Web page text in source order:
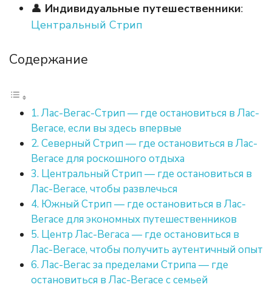
👤 Индивидуальные путешественники:
Центральный Стрип
Содержание
1. Лас-Вегас-Стрип — где остановиться в Лас-
Вегасе, если вы здесь впервые
2. Северный Стрип — где остановиться в Лас-
Вегасе для роскошного отдыха
3. Центральный Стрип — где остановиться в
Лас-Вегасе, чтобы развлечься
4. Южный Стрип — где остановиться в Лас-
Вегасе для экономных путешественников
5. Центр Лас-Вегаса — где остановиться в
Лас-Вегасе, чтобы получить аутентичный опыт
6. Лас-Вегас за пределами Стрипа — где
остановиться в Лас-Вегасе с семьей